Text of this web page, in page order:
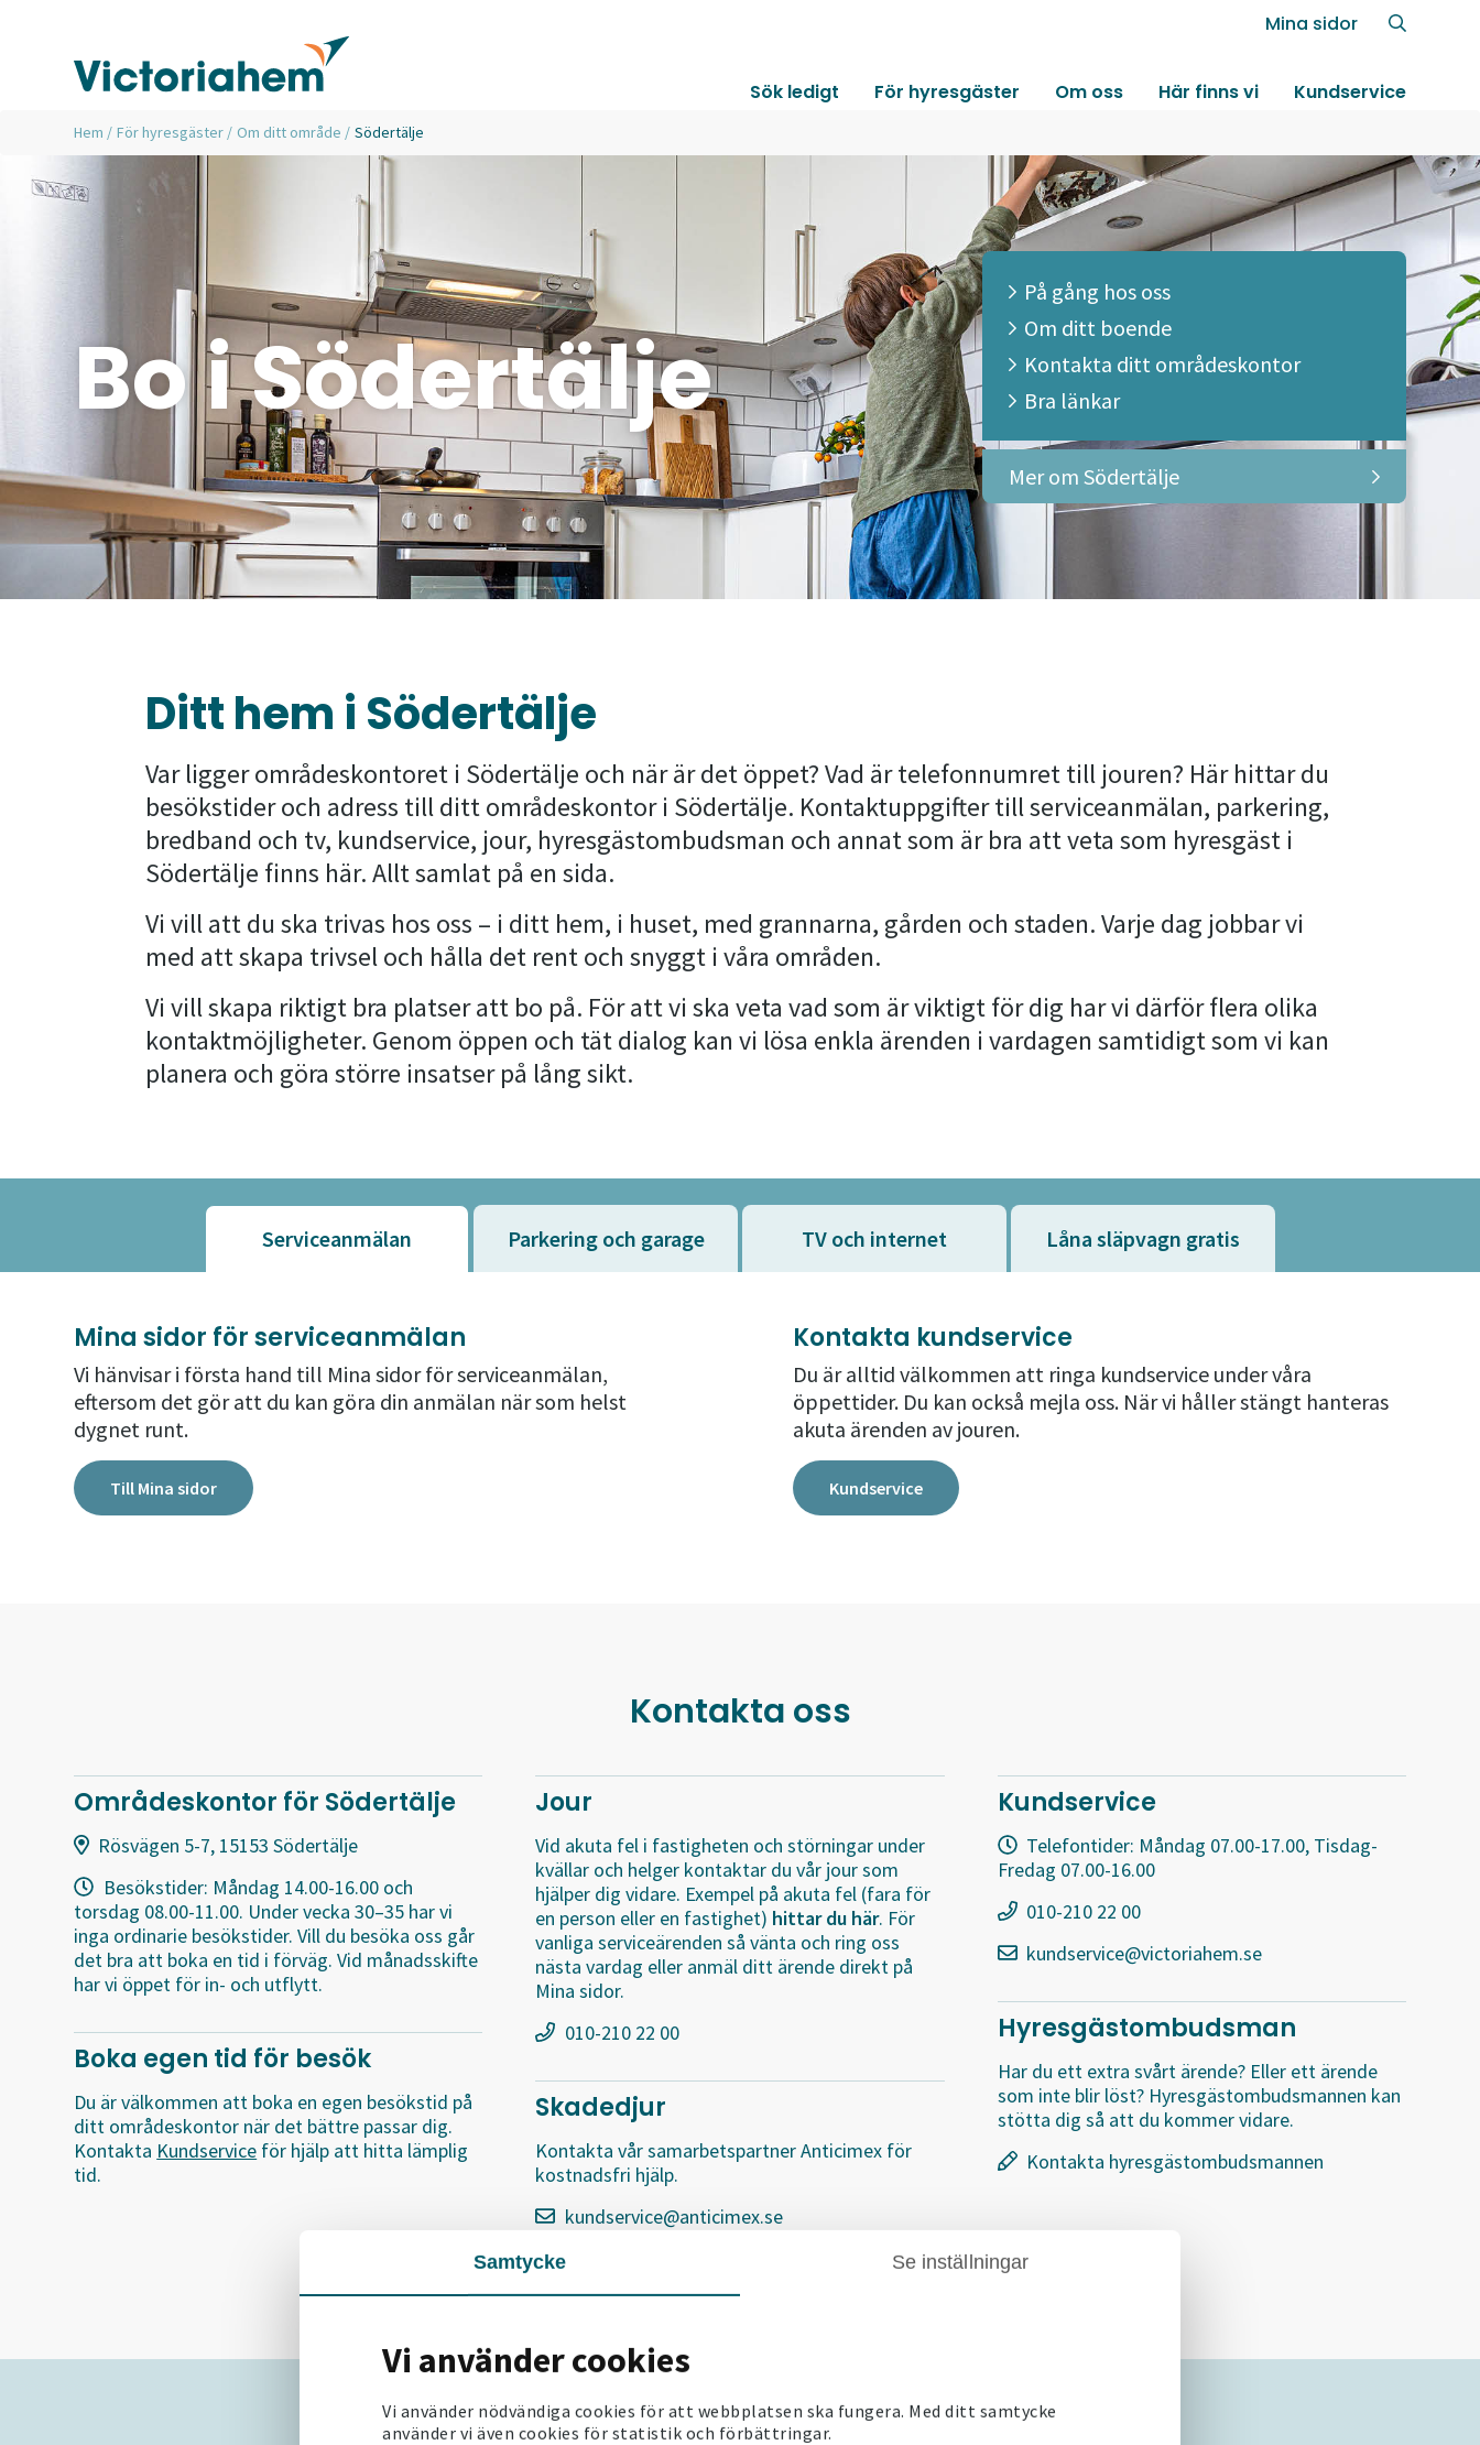
Samtycke Se inställningar
Vi använder cookies
Vi använder nödvändiga cookies för att webbplatsen ska fungera. Med ditt samtycke
använder vi även cookies för statistik och förbättringar.
Mina sidor
Sök ledigt För hyresgäster Om oss Här finns vi Kundservice
Hem / För hyresgäster / Om ditt område / Södertälje
Bo i Södertälje
På gång hos oss
Om ditt boende
Kontakta ditt områdeskontor
Bra länkar
Mer om Södertälje
Ditt hem i Södertälje
Var ligger områdeskontoret i Södertälje och när är det öppet? Vad är telefonnumret till jouren? Här hittar du
besökstider och adress till ditt områdeskontor i Södertälje. Kontaktuppgifter till serviceanmälan, parkering,
bredband och tv, kundservice, jour, hyresgästombudsman och annat som är bra att veta som hyresgäst i
Södertälje finns här. Allt samlat på en sida.
Vi vill att du ska trivas hos oss – i ditt hem, i huset, med grannarna, gården och staden. Varje dag jobbar vi
med att skapa trivsel och hålla det rent och snyggt i våra områden.
Vi vill skapa riktigt bra platser att bo på. För att vi ska veta vad som är viktigt för dig har vi därför flera olika
kontaktmöjligheter. Genom öppen och tät dialog kan vi lösa enkla ärenden i vardagen samtidigt som vi kan
planera och göra större insatser på lång sikt.
Serviceanmälan Parkering och garage TV och internet Låna släpvagn gratis
Mina sidor för serviceanmälan
Vi hänvisar i första hand till Mina sidor för serviceanmälan,
eftersom det gör att du kan göra din anmälan när som helst
dygnet runt.
Till Mina sidor
Kontakta kundservice
Du är alltid välkommen att ringa kundservice under våra
öppettider. Du kan också mejla oss. När vi håller stängt hanteras
akuta ärenden av jouren.
Kundservice
Kontakta oss
Områdeskontor för Södertälje
Rösvägen 5-7, 15153 Södertälje
Besökstider: Måndag 14.00-16.00 och
torsdag 08.00-11.00. Under vecka 30–35 har vi
inga ordinarie besökstider. Vill du besöka oss går
det bra att boka en tid i förväg. Vid månadsskifte
har vi öppet för in- och utflytt.
Boka egen tid för besök
Du är välkommen att boka en egen besökstid på
ditt områdeskontor när det bättre passar dig.
Kontakta Kundservice för hjälp att hitta lämplig
tid.
Jour
Vid akuta fel i fastigheten och störningar under
kvällar och helger kontaktar du vår jour som
hjälper dig vidare. Exempel på akuta fel (fara för
en person eller en fastighet) hittar du här. För
vanliga serviceärenden så vänta och ring oss
nästa vardag eller anmäl ditt ärende direkt på
Mina sidor.
010-210 22 00
Skadedjur
Kontakta vår samarbetspartner Anticimex för
kostnadsfri hjälp.
kundservice@anticimex.se
075-245 10 00
Kundservice
Telefontider: Måndag 07.00-17.00, Tisdag-
Fredag 07.00-16.00
010-210 22 00
kundservice@victoriahem.se
Hyresgästombudsman
Har du ett extra svårt ärende? Eller ett ärende
som inte blir löst? Hyresgästombudsmannen kan
stötta dig så att du kommer vidare.
Kontakta hyresgästombudsmannen